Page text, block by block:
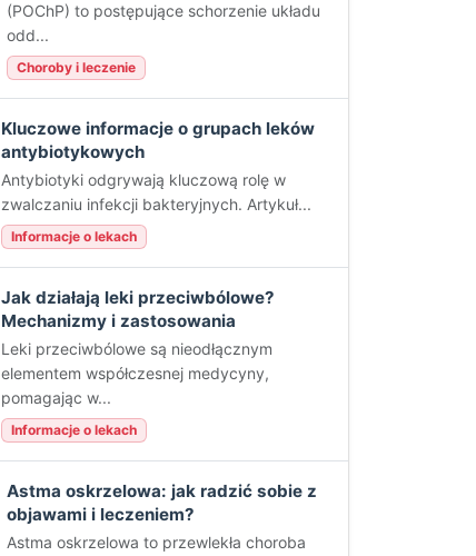
(POChP) to postępujące schorzenie układu
odd...
Choroby i leczenie
Kluczowe informacje o grupach leków
antybiotykowych
Antybiotyki odgrywają kluczową rolę w
zwalczaniu infekcji bakteryjnych. Artykuł...
Informacje o lekach
Jak działają leki przeciwbólowe?
Mechanizmy i zastosowania
Leki przeciwbólowe są nieodłącznym
elementem współczesnej medycyny,
pomagając w...
Informacje o lekach
Astma oskrzelowa: jak radzić sobie z
objawami i leczeniem?
Astma oskrzelowa to przewlekła choroba